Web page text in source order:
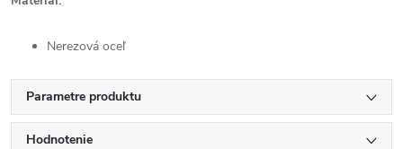
Nerezová oceľ
Parametre produktu
Hodnotenie